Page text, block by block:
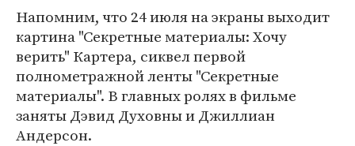
Напомним, что 24 июля на экраны выходит
картина "Секретные материалы: Хочу
верить" Картера, сиквел первой
полнометражной ленты "Секретные
материалы". В главных ролях в фильме
заняты Дэвид Духовны и Джиллиан
Андерсон.